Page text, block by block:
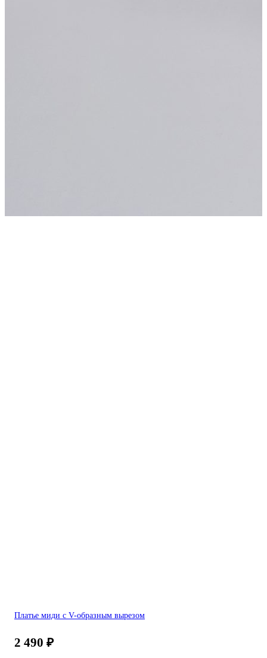
Платье миди с V-образным вырезом
2 490 ₽